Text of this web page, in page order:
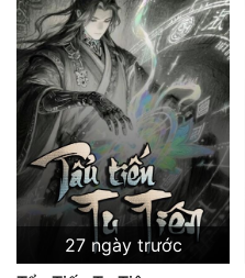
27 ngày trước